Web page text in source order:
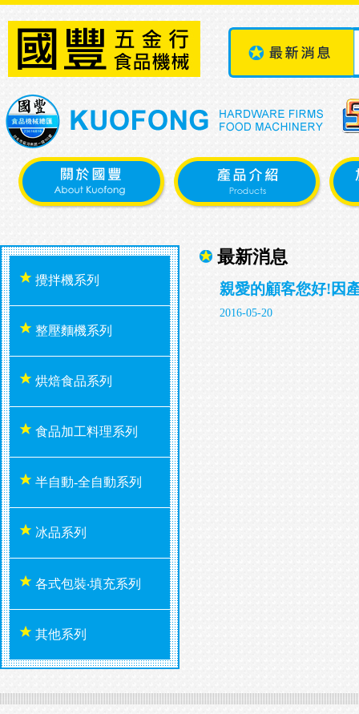
攪拌機系列
整壓麵機系列
烘焙食品系列
食品加工料理系列
半自動-全自動系列
冰品系列
各式包裝‧填充系列
其他系列
最新消息
親愛的顧客您好!因
2016-05-20